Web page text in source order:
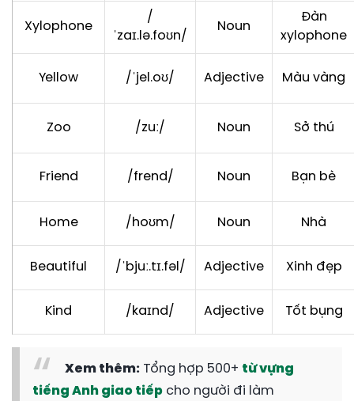
Xylophone
/
ˈzaɪ.lə.foʊn/
Noun
Đàn
xylophone
Yellow /ˈjel.oʊ/ Adjective Màu vàng
Zoo /zuː/ Noun Sở thú
Friend /frend/ Noun Bạn bè
Home /hoʊm/ Noun Nhà
Beautiful /ˈbjuː.tɪ.fəl/ Adjective Xinh đẹp
Kind /kaɪnd/ Adjective Tốt bụng
Xem thêm: Tổng hợp 500+ từ vựng
tiếng Anh giao tiếp cho người đi làm